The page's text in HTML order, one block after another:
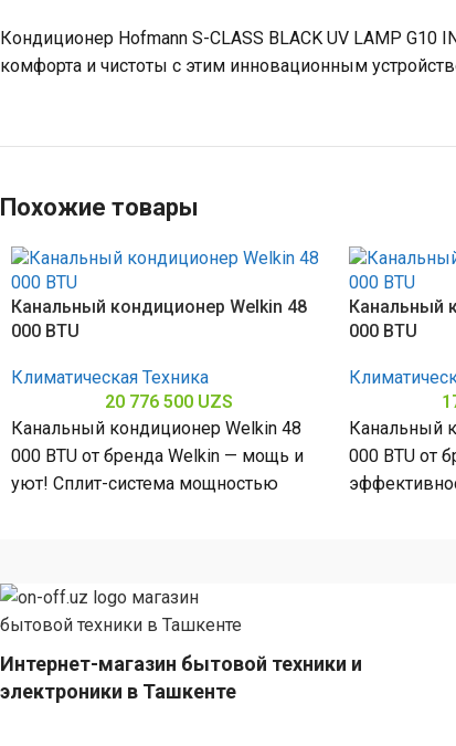
Кондиционер Hofmann S-CLASS BLACK UV LAMP G10
комфорта и чистоты с этим инновационным
Похожие товары
Канальный кондиционер Welkin 48
000 BTU
Климатическая Техника
20 776 500 UZS
Канальный кондиционер Welkin 48
000 BTU от бренда Welkin — мощь и
уют! Сплит-система мощностью
Канальный
000 BTU
Канальный
000 BTU от
Интернет-магазин бытовой техники и
электроники в Ташкенте